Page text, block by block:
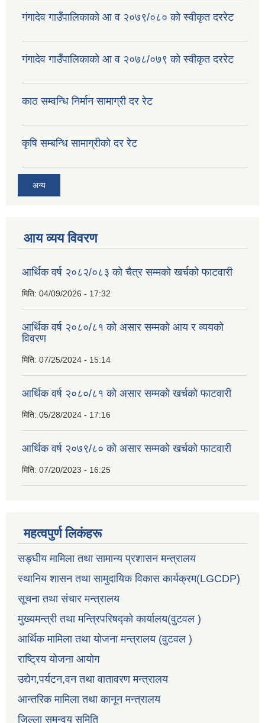
गंगादेव गाउँपालिकाको आ व २०७९/०८० को स्वीकृत दररेट
गंगादेव गाउँपालिकाको आ व २०७८/०७९ को स्वीकृत दररेट
काठ सम्वन्धि निर्मान सामाग्री दर रेट
कृषि सम्बन्धि सामाग्रीको दर रेट
अन्य
आय व्यय विवरण
आर्थिक वर्ष २०८२/०८३ को चैत्र सम्मको खर्चको फाटवारी
मिति: 04/09/2026 - 17:32
आर्थिक वर्ष २०८०/८१ को असार सम्मको आय र व्ययको
विवरण
मिति: 07/25/2024 - 15:14
आर्थिक वर्ष २०८०/८१ को असार सम्मको खर्चको फाटवारी
मिति: 05/28/2024 - 17:16
आर्थिक वर्ष २०७९/८० को असार सम्मको खर्चको फाटवारी
मिति: 07/20/2023 - 16:25
महत्वपुर्ण लिकंहरू
सङ्घीय मामिला तथा सामान्य प्रशासन मन्त्रालय
स्थानिय शासन तथा सामुदायिक विकास कार्यक्रम(LGCDP)
सूचना तथा संचार मन्त्रालय
मुख्यमन्त्री तथा मन्त्रिपरिषद्को कार्यालय(वुटवल )
आर्थिक मामिला तथा योजना मन्त्रालय (वुटवल )
राष्ट्रिय योजना आयोग
उद्येग,पर्यटन,वन तथा वातावरण मन्त्रालय
आन्तरिक मामिला तथा कानून मन्त्रालय
जिल्ला समन्वय समिति